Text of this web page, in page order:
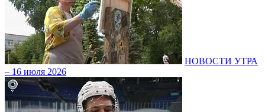
НОВОСТИ УТРА
– 16 июля 2026